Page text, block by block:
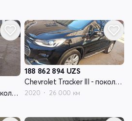
Chevrolet Tracker III - поколение рестайлинг
188 862 894 UZS
Chevrolet Tracker III - поколение рестайлинг
2020 26 000 км